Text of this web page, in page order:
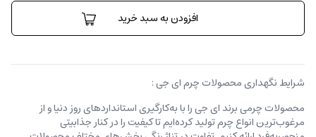
کراس
اسمایل
افزودن به سبد خرید
شرایط نگهداری محصولات چرم ای جی :
محصولات چرمی برند ای جی را با به‌کارگیری استانداردهای روز دنیا و از
مرغوب‌ترین انواع چرم تولید کرده‌ایم تا کیفیت را در کنار جذابیتی